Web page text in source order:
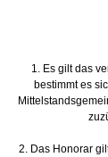
1. Es gilt das
bestimmt es
2. Das Honorar